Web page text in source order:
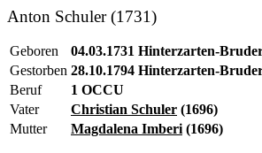
Anton Schuler (1731)
Geboren
04.03.1731 Hinterzarten-
Gestorben 28.10.1794 Hinterzarten-
Beruf
1 OCCU
Vater
Christian Schuler (1696)
Mutter
Magdalena Imberi (1696)